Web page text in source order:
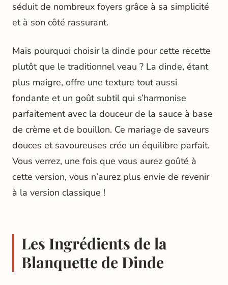
séduit de nombreux foyers grâce à sa simplicité
et à son côté rassurant.
Mais pourquoi choisir la dinde pour cette recette
plutôt que le traditionnel veau ? La dinde, étant
plus maigre, offre une texture tout aussi
fondante et un goût subtil qui s’harmonise
parfaitement avec la douceur de la sauce à base
de crème et de bouillon. Ce mariage de saveurs
douces et savoureuses crée un équilibre parfait.
Vous verrez, une fois que vous aurez goûté à
cette version, vous n’aurez plus envie de revenir
à la version classique !
Les Ingrédients de la
Blanquette de Dinde